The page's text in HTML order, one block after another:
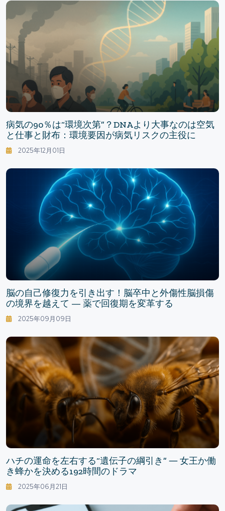
病気の90％は“環境次第”？DNAより大事なのは空気
と仕事と財布：環境要因が病気リスクの主役に
2025年12月01日
脳の自己修復力を引き出す！脳卒中と外傷性脳損傷
の境界を越えて — 薬で回復期を変革する
2025年09月09日
ハチの運命を左右する“遺伝子の綱引き” ― 女王か働
き蜂かを決める192時間のドラマ
2025年06月21日